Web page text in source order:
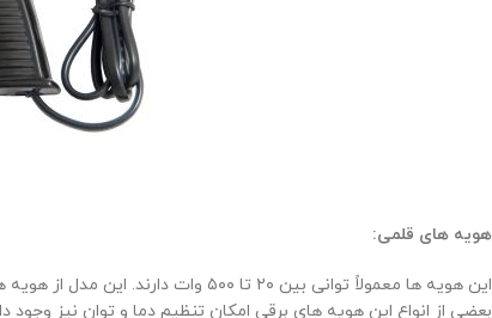
هویه های قلمی:
این هویه ها معمولاً توانی بین ۲۰ تا
بعضی از انواع این هویه های برقی امکان تنظیم دما و توان نیز وجود